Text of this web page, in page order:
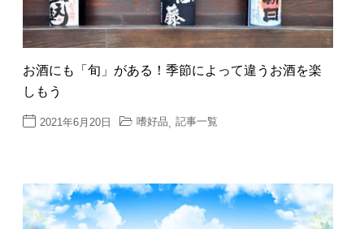
お酒にも「旬」がある！季節によって違うお酒を楽
しもう
2021年6月20日 嗜好品, 記事一覧